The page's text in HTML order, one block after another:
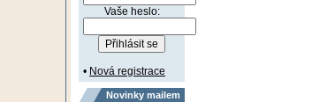
Vaše heslo:
• Nová registrace
Novinky mailem